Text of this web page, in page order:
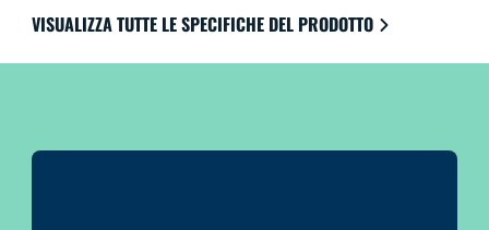
lontano da casa. Funziona con Google Home, Amazon
Alexa e Apple HomeKit per la massima facilità di
utilizzo.
VISUALIZZA TUTTE LE SPECIFICHE DEL PRODOTTO